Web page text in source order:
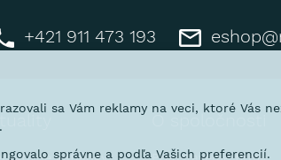
+421 911 473 193
O spoločnosti
sa Vám reklamy na veci, ktoré Vás
správne a podľa Vašich preferencií.